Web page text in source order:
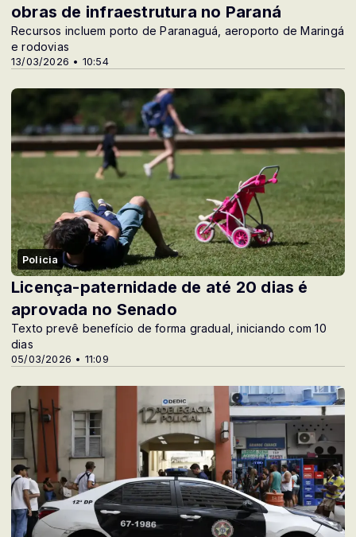
13/03/2026 • 10:54
obras de infraestrutura no Paraná
Recursos incluem porto de Paranaguá, aeroporto de Maringá
e rodovias
Policia
05/03/2026 • 11:09
Licença-paternidade de até 20 dias é
aprovada no Senado
Texto prevê benefício de forma gradual, iniciando com 10
dias